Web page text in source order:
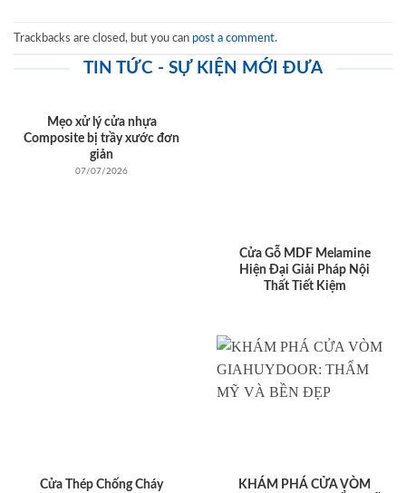
Trackbacks are closed, but you can post a comment.
TIN TỨC - SỰ KIỆN MỚI ĐƯA
Mẹo xử lý cửa nhựa
Composite bị trầy xước đơn
giản
07/07/2026
Cửa Gỗ MDF Melamine
Hiện Đại Giải Pháp Nội
Thất Tiết Kiệm
Cửa Thép Chống Cháy
KHÁM PHÁ CỬA VÒM